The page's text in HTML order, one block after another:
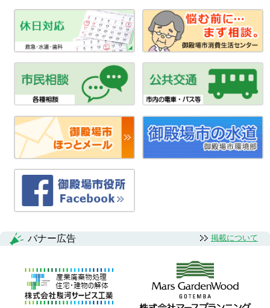
バナー広告 掲載について